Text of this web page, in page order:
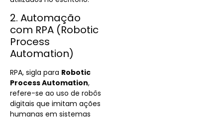
2. Automação
com RPA (Robotic
Process
Automation)
RPA, sigla para Robotic
Process Automation,
refere-se ao uso de robôs
digitais que imitam ações
humanas em sistemas